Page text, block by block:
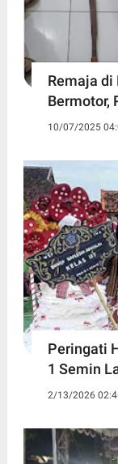
Remaja di
Bermotor,
10/07/2025
Peringati
1 Semin
2/13/2026